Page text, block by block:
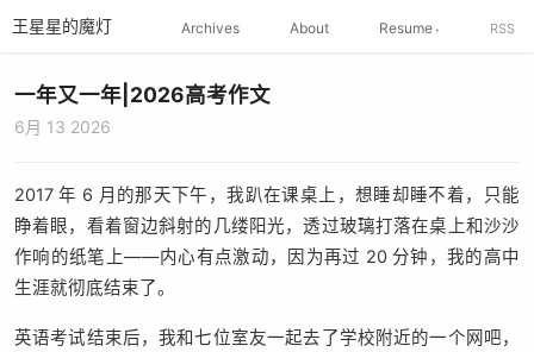
王星星的魔灯 Archives About Resume RSS
一年又一年|2026高考作文
6月 13 2026
2017 年 6 月的那天下午，我趴在课桌上，想睡却睡不着，只能
睁着眼，看着窗边斜射的几缕阳光，透过玻璃打落在桌上和沙沙
作响的纸笔上——内心有点激动，因为再过 20 分钟，我的高中
生涯就彻底结束了。
英语考试结束后，我和七位室友一起去了学校附近的一个网吧，